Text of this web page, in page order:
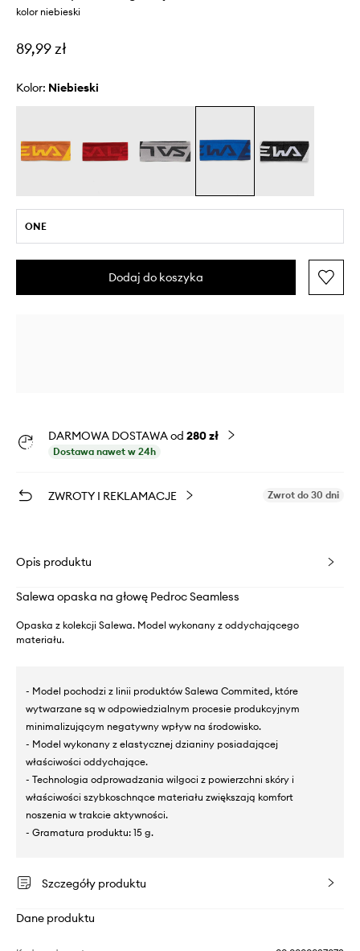
kolor niebieski
89,99 zł
Kolor: niebieski
ONE
Dodaj do koszyka
DARMOWA DOSTAWA od 280 zł
Dostawa nawet w 24h
ZWROTY I REKLAMACJE Zwrot do 30 dni
Opis produktu
Salewa opaska na głowę Pedroc Seamless
Opaska z kolekcji Salewa. Model wykonany z oddychającego
materiału.
- Model pochodzi z linii produktów Salewa Commited, które
wytwarzane są w odpowiedzialnym procesie produkcyjnym
minimalizującym negatywny wpływ na środowisko.
- Model wykonany z elastycznej dzianiny posiadającej
właściwości oddychające.
- Technologia odprowadzania wilgoci z powierzchni skóry i
właściwości szybkoschnące materiału zwiększają komfort
noszenia w trakcie aktywności.
- Gramatura produktu: 15 g.
Szczegóły produktu
Dane produktu